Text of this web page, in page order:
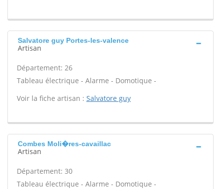
Salvatore guy Portes-les-valence
Artisan
Département: 26
Tableau électrique - Alarme - Domotique -
Voir la fiche artisan : Salvatore guy
Combes Moli�res-cavaillac
Artisan
Département: 30
Tableau électrique - Alarme - Domotique -